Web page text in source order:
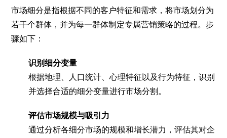
市场细分是指根据不同的客户特征和需求，将市场划分为
若干个群体，并为每一群体制定专属营销策略的过程。步
骤如下：
识别细分变量
根据地理、人口统计、心理特征以及行为特征，识别
并选择合适的细分变量进行市场分割。
评估市场规模与吸引力
通过分析各细分市场的规模和增长潜力，评估其对企